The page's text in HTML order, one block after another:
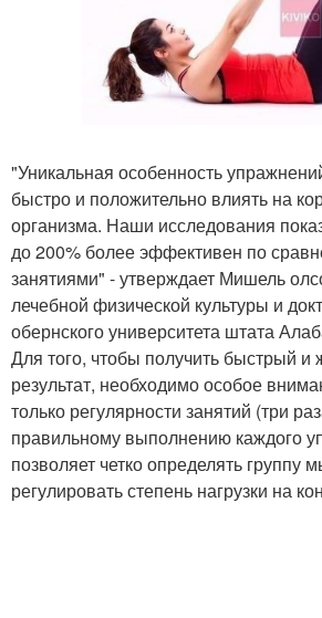
"Уникальная особенность
быстро и положительно влиять на
организма. Наши исследования
до 200% более эффективен по
занятиями" - утверждает Мишель
лечебной физической культуры и
обернского университета штата
Для того, чтобы получить быстрый
результат, необходимо особое
только регулярности занятий (три
правильному выполнению каждого
позволяет четко определять группу
регулировать степень нагрузки на